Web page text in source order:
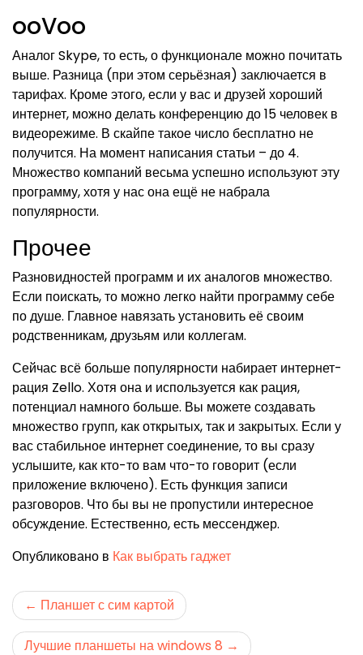
ooVoo
Аналог Skype, то есть, о функционале можно почитать
выше. Разница (при этом серьёзная) заключается в
тарифах. Кроме этого, если у вас и друзей хороший
интернет, можно делать конференцию до 15 человек в
видеорежиме. В скайпе такое число бесплатно не
получится. На момент написания статьи – до 4.
Множество компаний весьма успешно используют эту
программу, хотя у нас она ещё не набрала
популярности.
Прочее
Разновидностей программ и их аналогов множество.
Если поискать, то можно легко найти программу себе
по душе. Главное навязать установить её своим
родственникам, друзьям или коллегам.
Сейчас всё больше популярности набирает интернет-
рация Zello. Хотя она и используется как рация,
потенциал намного больше. Вы можете создавать
множество групп, как открытых, так и закрытых. Если у
вас стабильное интернет соединение, то вы сразу
услышите, как кто-то вам что-то говорит (если
приложение включено). Есть функция записи
разговоров. Что бы вы не пропустили интересное
обсуждение. Естественно, есть мессенджер.
Опубликовано в Как выбрать гаджет
Навигация
по
Планшет с сим картой
Лучшие планшеты на windows 8